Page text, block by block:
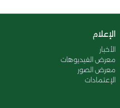
الإعلام
الأخبار
معرض الفيديوهات
معرض الصور
الإعتمادات